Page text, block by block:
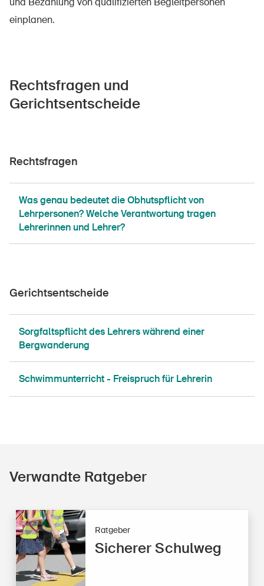
DE FR IT EN
Startseite
einplanen.
Rechtsfragen und
Gerichtsentscheide
Rechtsfragen
Was genau bedeutet die Obhutspflicht von
Lehrpersonen? Welche Verantwortung tragen
Lehrerinnen und Lehrer?
Gerichtsentscheide
Sorgfaltspflicht des Lehrers während einer
Bergwanderung
Schwimmunterricht - Freispruch für Lehrerin
Verwandte Ratgeber
Ratgeber
Sicherer Schulweg